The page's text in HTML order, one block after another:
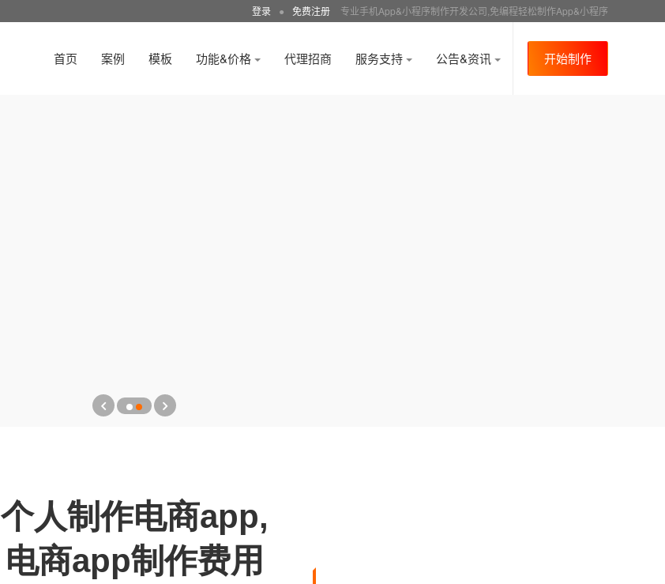
登录 ● 免费注册 专业手机App&小程序制作开发公司,免编程轻松制作App&小程序
首页 案例 模板 功能&价格 代理招商 服务支持 公告&资讯 开始制作
个人制作电商app,
电商app制作费用